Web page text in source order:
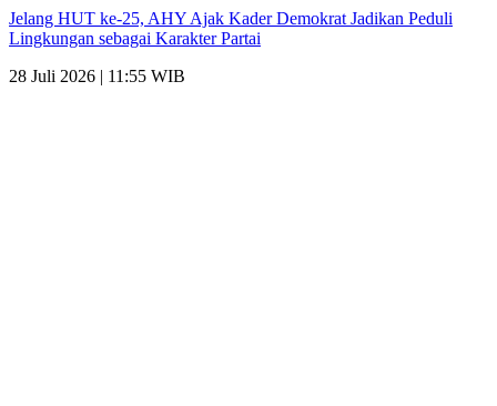
Jelang HUT ke-25, AHY Ajak Kader Demokrat Jadikan Peduli
Lingkungan sebagai Karakter Partai
28 Juli 2026 | 11:55 WIB